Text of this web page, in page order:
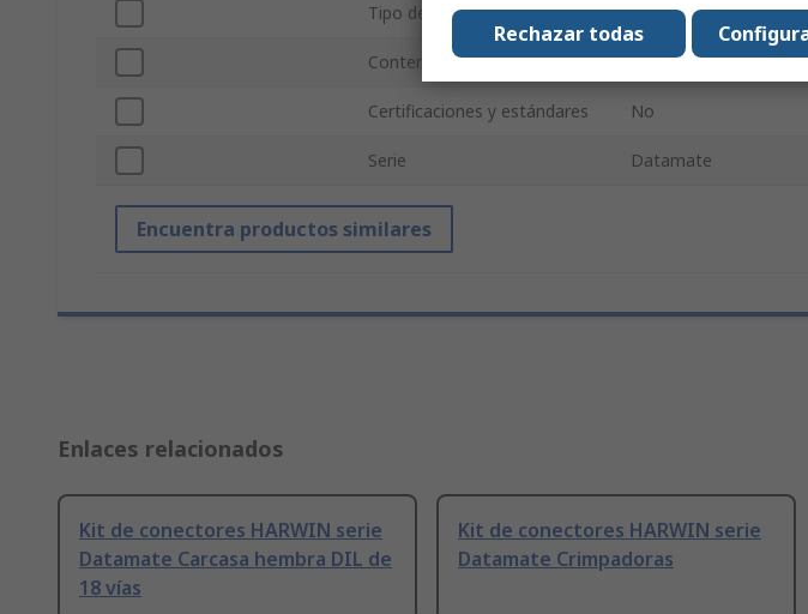
Tipo de kit Kit de conectores
Contenido del kit Crimpadoras,
Certificaciones y estándares No
Serie Datamate
Encuentra productos similares
Enlaces relacionados
Kit de conectores HARWIN serie
Datamate Carcasa hembra DIL de
18 vías
Kit de conectores HARWIN serie
Datamate Crimpadoras
Rechazar todas